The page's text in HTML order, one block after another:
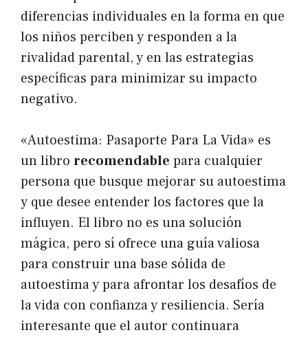
diferencias individuales en la forma en que
los niños perciben y responden a la
rivalidad parental, y en las estrategias
específicas para minimizar su impacto
negativo.
«Autoestima: Pasaporte Para La Vida» es
un libro recomendable para cualquier
persona que busque mejorar su autoestima
y que desee entender los factores que la
influyen. El libro no es una solución
mágica, pero sí ofrece una guía valiosa
para construir una base sólida de
autoestima y para afrontar los desafíos de
la vida con confianza y resiliencia. Sería
interesante que el autor continuara